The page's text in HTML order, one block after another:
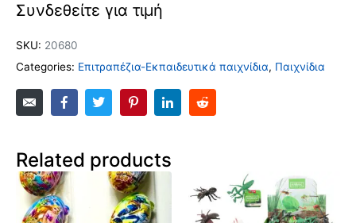
Συνδεθείτε για τιμή
SKU: 20680
Categories: Επιτραπέζια-Εκπαιδευτικά παιχνίδια, Παιχνίδια
Related products